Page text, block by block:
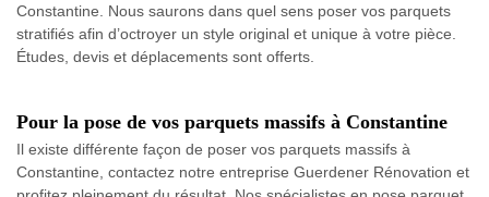
Constantine. Nous saurons dans quel sens poser vos parquets
stratifiés afin d’octroyer un style original et unique à votre pièce.
Études, devis et déplacements sont offerts.
Pour la pose de vos parquets massifs à Constantine
Il existe différente façon de poser vos parquets massifs à
Constantine, contactez notre entreprise Guerdener Rénovation et